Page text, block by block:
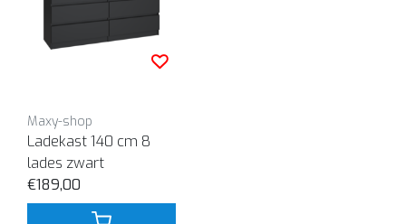
Maxy-shop
Ladekast 140 cm 8
lades zwart
€189,00